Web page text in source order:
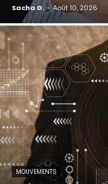
Sacha G. - Août 10, 2026
MOUVEMENTS